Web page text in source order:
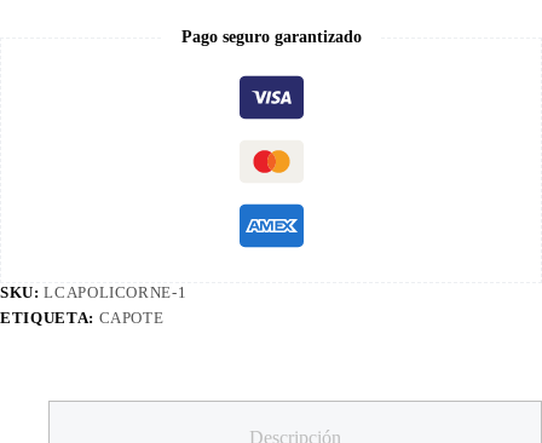
Pago seguro garantizado
SKU:LCAPOLICORNE-1
ETIQUETA: CAPOTE
Descripción